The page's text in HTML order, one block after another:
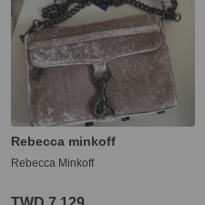
Rebecca minkoff
Rebecca Minkoff